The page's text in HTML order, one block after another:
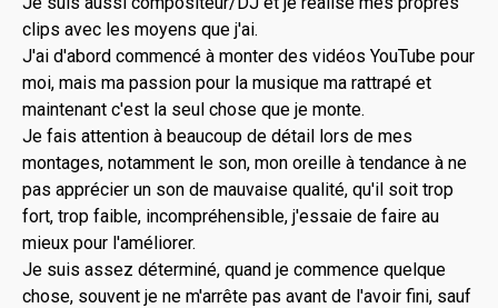
clips avec les moyens que j'ai.
J'ai d'abord commencé à monter des vidéos YouTube pour
moi, mais ma passion pour la musique ma rattrapé et
maintenant c'est la seul chose que je monte.
Je fais attention à beaucoup de détail lors de mes
montages, notamment le son, mon oreille à tendance à ne
pas apprécier un son de mauvaise qualité, qu'il soit trop
fort, trop faible, incompréhensible, j'essaie de faire au
mieux pour l'améliorer.
Je suis assez déterminé, quand je commence quelque
chose, souvent je ne m'arrête pas avant de l'avoir fini, sauf